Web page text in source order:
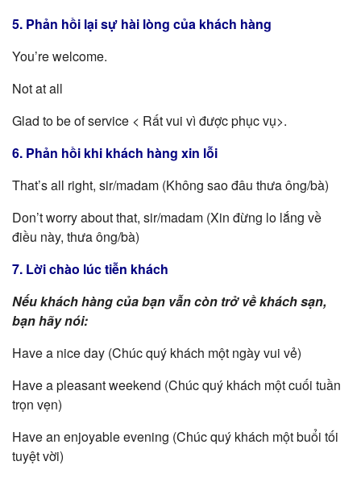
5. Phản hồi lại sự hài lòng của khách hàng
You’re welcome.
Not at all
Glad to be of service < Rất vui vì được phục vụ>.
6. Phản hồi khi khách hàng xin lỗi
That’s all right, sir/madam (Không sao đâu thưa ông/bà)
Don’t worry about that, sir/madam (Xin đừng lo lắng về
điều này, thưa ông/bà)
7. Lời chào lúc tiễn khách
Nếu khách hàng của bạn vẫn còn trở về khách sạn,
bạn hãy nói:
Have a nice day (Chúc quý khách một ngày vui vẻ)
Have a pleasant weekend (Chúc quý khách một cuối tuần
trọn vẹn)
Have an enjoyable evening (Chúc quý khách một buổi tối
tuyệt vời)